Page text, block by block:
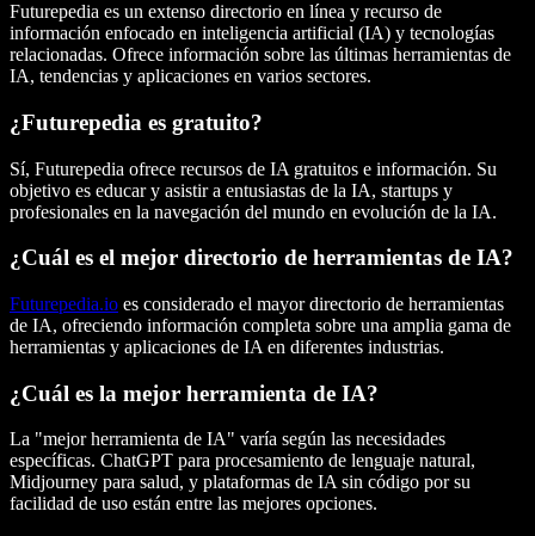
Futurepedia es un extenso directorio en línea y recurso de
información enfocado en inteligencia artificial (IA) y tecnologías
relacionadas. Ofrece información sobre las últimas herramientas de
IA, tendencias y aplicaciones en varios sectores.
¿Futurepedia es gratuito?
Sí, Futurepedia ofrece recursos de IA gratuitos e información. Su
objetivo es educar y asistir a entusiastas de la IA, startups y
profesionales en la navegación del mundo en evolución de la IA.
¿Cuál es el mejor directorio de herramientas de IA?
Futurepedia.io es considerado el mayor directorio de herramientas
de IA, ofreciendo información completa sobre una amplia gama de
herramientas y aplicaciones de IA en diferentes industrias.
¿Cuál es la mejor herramienta de IA?
La "mejor herramienta de IA" varía según las necesidades
específicas. ChatGPT para procesamiento de lenguaje natural,
Midjourney para salud, y plataformas de IA sin código por su
facilidad de uso están entre las mejores opciones.